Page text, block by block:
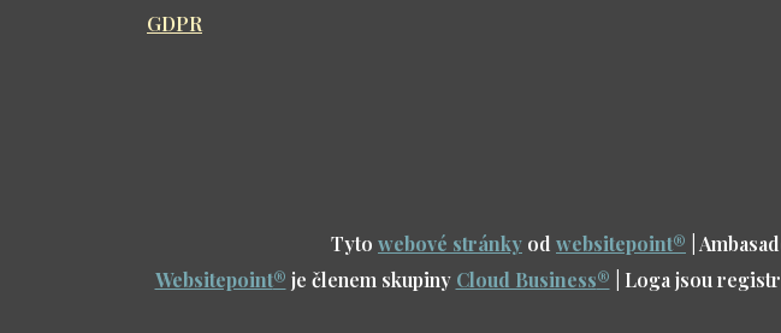
GDPR
Tyto webové stránky od websitepoint® |
Websitepoint® je členem skupiny Cloud Business® | Loga jsou